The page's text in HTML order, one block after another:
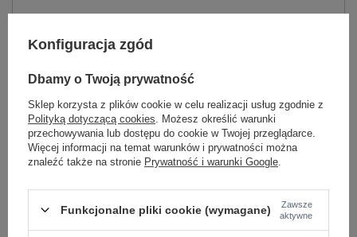
ZALOGUJ SIĘ I ZOBACZ CENĘ
Masz pytanie? Chętnie pomożemy.
Zadzwoń+48 601 547 740 Zadaj pytanie
skład materiału : 90% bawełna , 10% elastan
sposób prania : pranie w pralce w 30°C
RELEVANCE
Konfiguracja zgód
Dbamy o Twoją prywatność
Sklep korzysta z plików cookie w celu realizacji usług zgodnie z
Polityką dotyczącą cookies . Możesz określić warunki
przechowywania lub dostępu do cookie w Twojej przeglądarce.
Więcej informacji na temat warunków i prywatności można
znaleźć także na stronie Prywatność i warunki Google
Funkcjonalne pliki cookie (wymagane)
Zawsze
aktywne